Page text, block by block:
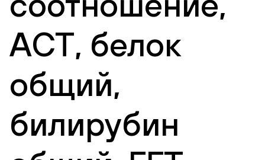
АСТ, белок
общий,
билирубин